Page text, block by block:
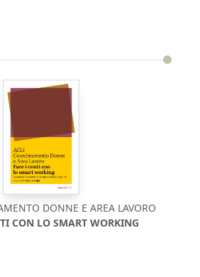
DONNE E AREA LAVORO
CON LO SMART WORKING